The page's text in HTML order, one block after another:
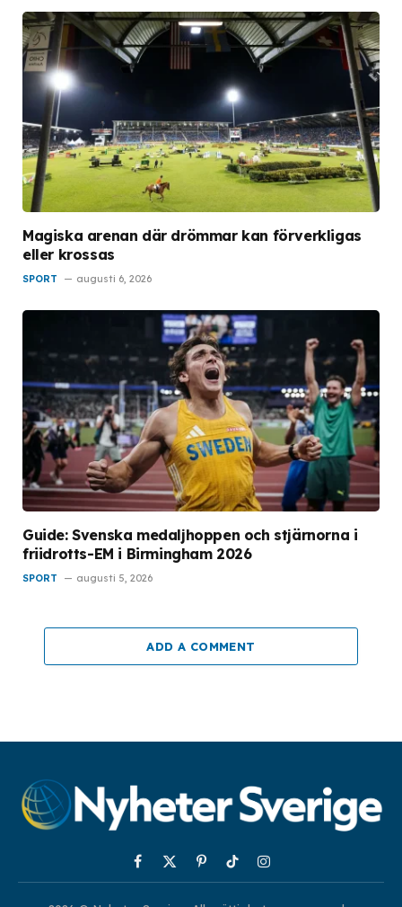
Magiska arenan där drömmar kan förverkligas
eller krossas
SPORT augusti 6, 2026
Guide: Svenska medaljhoppen och stjärnorna i
friidrotts-EM i Birmingham 2026
SPORT augusti 5, 2026
ADD A COMMENT
Facebook
X
(Twitter)
PinterestTikTokInstagram